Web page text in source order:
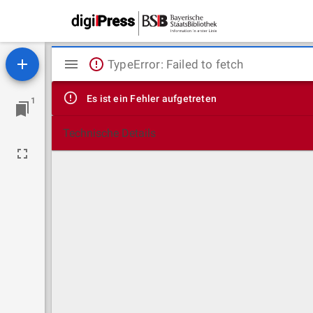
1
Mirador
Viewer
TypeError: Failed to fetch
Es ist ein Fehler aufgetreten
Technische Details